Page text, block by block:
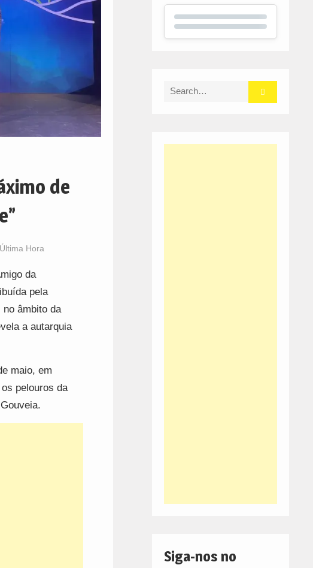
de
Última Hora
da
pela
âmbito da
a autarquia
maio, em
pelouros da
Search
Siga-nos no